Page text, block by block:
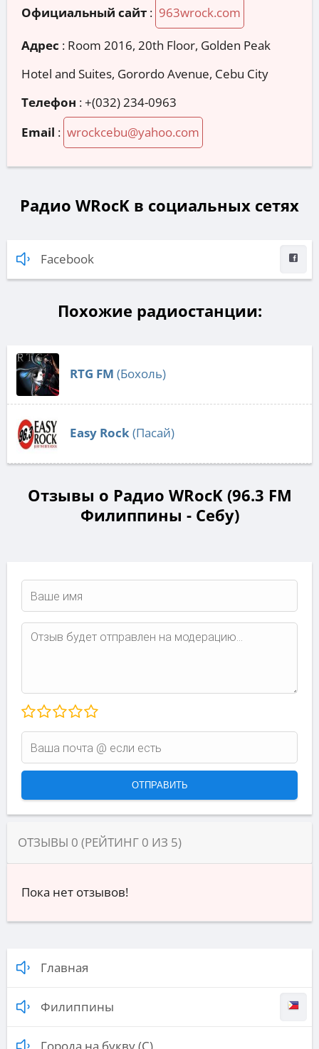
Официальный сайт : 963wrock.com
Адрес : Room 2016, 20th Floor, Golden Peak
Hotel and Suites, Gorordo Avenue, Cebu City
Телефон :+(032) 234-0963
Email : wrockcebu@yahoo.com
Радио WRocK в социальных сетях
Facebook
Похожие радиостанции:
RTG FM (Бохоль)
Easy Rock(Пасай)
Отзывы о Радио WRocK (96.3 FM
Филиппины - Себу)
ОТЗЫВЫ 0 (РЕЙТИНГ 0 ИЗ 5)
Пока нет отзывов!
Главная
Филиппины